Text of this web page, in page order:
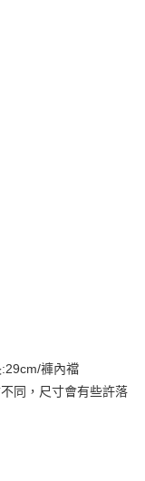
方式。 讓您購物簡單
至「AFTEE先享後付」
帳。
褲內襠
同，尺寸會有些許落